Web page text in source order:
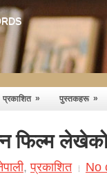
प्रकाशित » पुस्तकहरू »
फिल्म
,प्रकाशित No